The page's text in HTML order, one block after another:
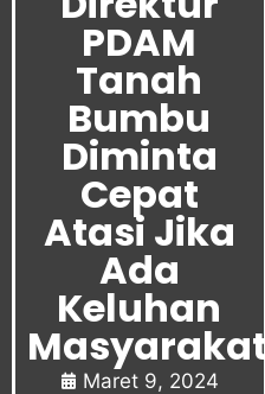
PDAM
Tanah
Bumbu
Diminta
Cepat
Atasi Jika
Ada
Keluhan
Masyarakat
Maret 9, 2024